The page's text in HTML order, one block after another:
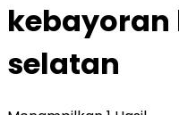
selatan